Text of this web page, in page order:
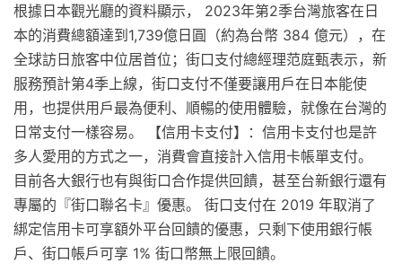
根據日本觀光廳的資料顯示， 2023年第2季台灣旅客在日
本的消費總額達到1,739億日圓（約為台幣 384 億元），在
全球訪日旅客中位居首位；街口支付總經理范庭甄表示，新
服務預計第4季上線，街口支付不僅要讓用戶在日本能使
用，也提供用戶最為便利、順暢的使用體驗，就像在台灣的
日常支付一樣容易。 【信用卡支付】：信用卡支付也是許
多人愛用的方式之一，消費會直接計入信用卡帳單支付。
目前各大銀行也有與街口合作提供回饋，甚至台新銀行還有
專屬的『街口聯名卡』優惠。 街口支付在 2019 年取消了
綁定信用卡可享額外平台回饋的優惠，只剩下使用銀行帳
戶、街口帳戶可享 1% 街口幣無上限回饋。